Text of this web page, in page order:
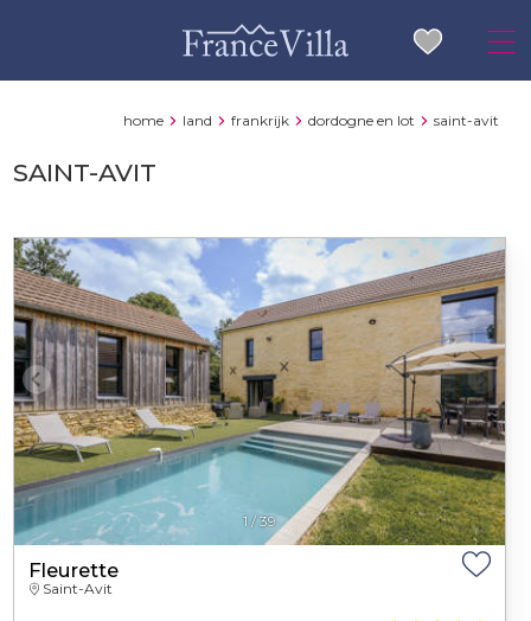
home land frankrijk dordogne en lot saint-avit
SAINT-AVIT
1 /39
Fleurette
Saint-Avit